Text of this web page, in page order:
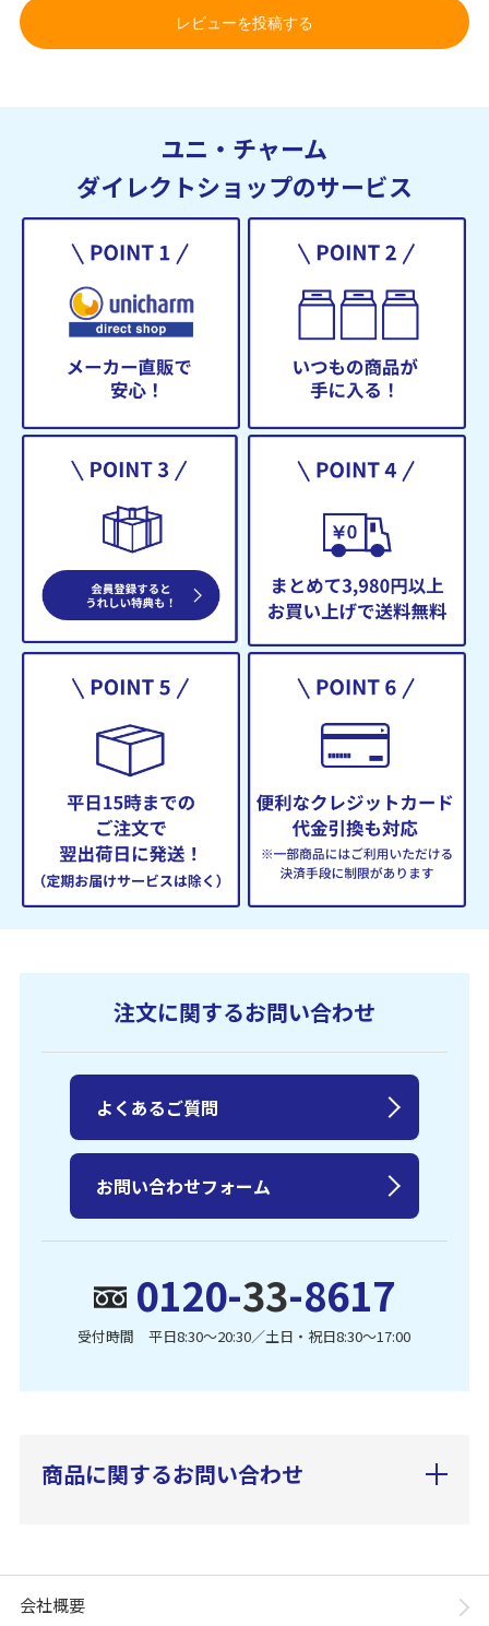
レビューを投稿する
ユニ・チャーム
ダイレクトショップのサービス
注文に関するお問い合わせ
0120-33-8617
受付時間 平日8:30〜20:30／土日・祝日8:30〜17:00
よくあるご質問
お問い合わせフォーム
商品に関するお問い合わせ
会社概要